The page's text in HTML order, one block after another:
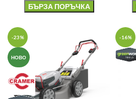
БЪРЗА ПОРЪЧКА
-23%
НОВО
-16%